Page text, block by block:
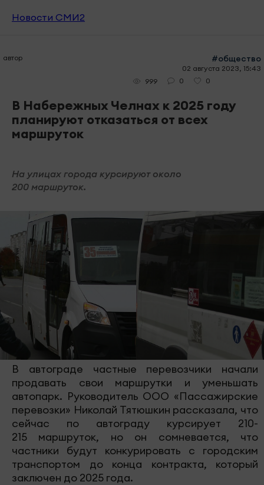
Новости СМИ2
автор #общество
02 августа 2023, 15:43
999
0 0
В Набережных Челнах к 2025 году
планируют отказаться от всех
маршруток
На улицах города курсируют около
200 маршруток.
В автограде частные перевозчики начали
продавать свои маршрутки и уменьшать
автопарк. Руководитель ООО «Пассажирские
перевозки» Николай Тятюшкин рассказала, что
сейчас по автограду курсирует 210-
215 маршруток, но он сомневается, что
частники будут конкурировать с городским
транспортом до конца контракта, который
заключен до 2025 года.